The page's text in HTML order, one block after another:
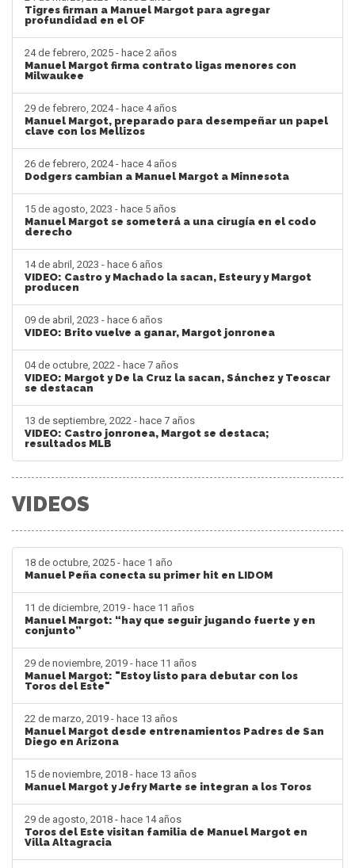
Tigres firman a Manuel Margot para agregar
profundidad en el OF
24 de febrero, 2025 - hace 2 años
Manuel Margot firma contrato ligas menores con
Milwaukee
29 de febrero, 2024 - hace 4 años
Manuel Margot, preparado para desempeñar un papel
clave con los Mellizos
26 de febrero, 2024 - hace 4 años
Dodgers cambian a Manuel Margot a Minnesota
15 de agosto, 2023 - hace 5 años
Manuel Margot se someterá a una cirugía en el codo
derecho
14 de abril, 2023 - hace 6 años
VIDEO: Castro y Machado la sacan, Esteury y Margot
producen
09 de abril, 2023 - hace 6 años
VIDEO: Brito vuelve a ganar, Margot jonronea
04 de octubre, 2022 - hace 7 años
VIDEO: Margot y De la Cruz la sacan, Sánchez y Teoscar
se destacan
13 de septiembre, 2022 - hace 7 años
VIDEO: Castro jonronea, Margot se destaca;
resultados MLB
VIDEOS
18 de octubre, 2025 - hace 1 año
Manuel Peña conecta su primer hit en LIDOM
11 de diciembre, 2019 - hace 11 años
Manuel Margot: “hay que seguir jugando fuerte y en
conjunto”
29 de noviembre, 2019 - hace 11 años
Manuel Margot: "Estoy listo para debutar con los
Toros del Este"
22 de marzo, 2019 - hace 13 años
Manuel Margot desde entrenamientos Padres de San
Diego en Arizona
15 de noviembre, 2018 - hace 13 años
Manuel Margot y Jefry Marte se integran a los Toros
29 de agosto, 2018 - hace 14 años
Toros del Este visitan familia de Manuel Margot en
Villa Altagracia